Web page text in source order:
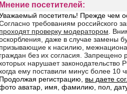
Мнение посетителей: